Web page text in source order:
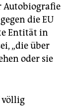
Autobiografie
die EU
Entität in
„die über
oder sie
völlig